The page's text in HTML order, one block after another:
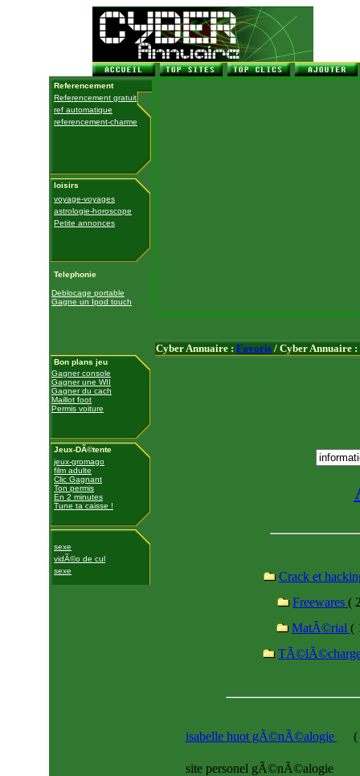
Referencement
Referencement gratuit
ref automatique
referencement-charme
loisirs
voyage-voyages
astrologie-horoscope
Petite annonces
Telephonie
Deblocage portable
Gagne un Ipod touch
Bon plans jeu
Gagner console
Gagner une WII
Gagner du cach
Maillot foot
Permis voiture
Jeux-DÃ©tente
jeux-gromago
film adulte
Clic Gagnant
Ton permis
En 2 minutes
Tune ta caisse !
sexe
vidÃ©o de cul
sexe
Cyber Annuaire : Favoris / Cyber Annuaire :
Crack et
Freewares (
MatÃ©rial (
isabelle huot gÃ©nÃ©alogie (
site personel gÃ©nÃ©alogie